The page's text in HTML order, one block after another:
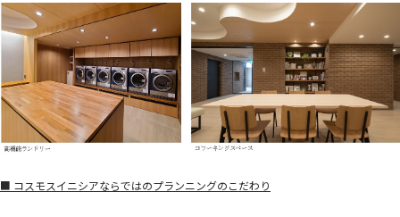
■ コスモスイニシアならではのプランニングのこだわり